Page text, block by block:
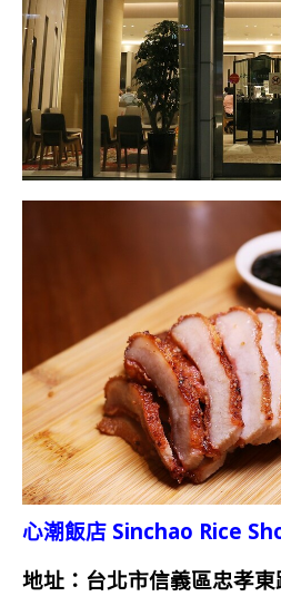
心潮飯店 Sinchao Rice
地址：台北市信義區忠孝